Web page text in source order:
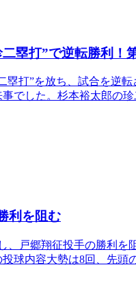
塁打”で逆転勝利！
塁打”を放ち、試合を逆
でした。杉本裕太郎の
利を阻む
、戸郷翔征投手の勝利を
球内容大勢は8回、先頭